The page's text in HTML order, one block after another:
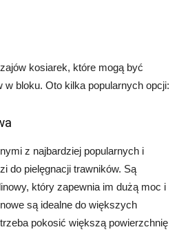
kosiarek, które mogą być
w bloku. Oto kilka popularnych opcji:
z najbardziej popularnych i
do pielęgnacji trawników. Są
który zapewnia im dużą moc i
są idealne do większych
pokosić większą powierzchnię